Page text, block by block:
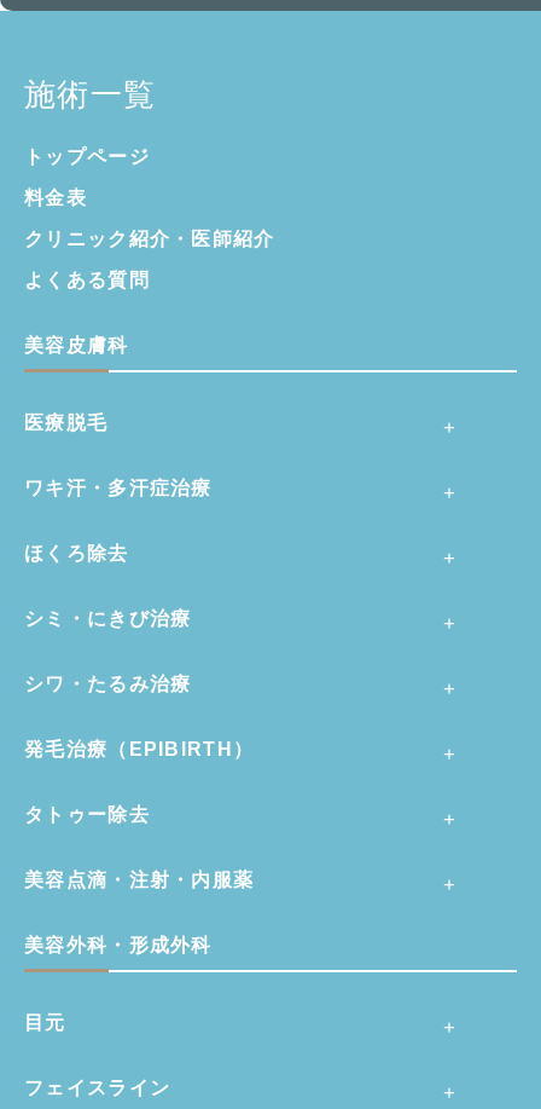
施術一覧
トップページ
料金表
クリニック紹介・ 医師紹介
よくある質問
美容皮膚科
医療脱毛
ワキ汗・多汗症治療
ほくろ除去
シミ・にきび治療
シワ・たるみ治療
発毛治療（EPIBIRTH）
タトゥー除去
美容点滴・注射・内服薬
美容外科・形成外科
目元
フェイスライン